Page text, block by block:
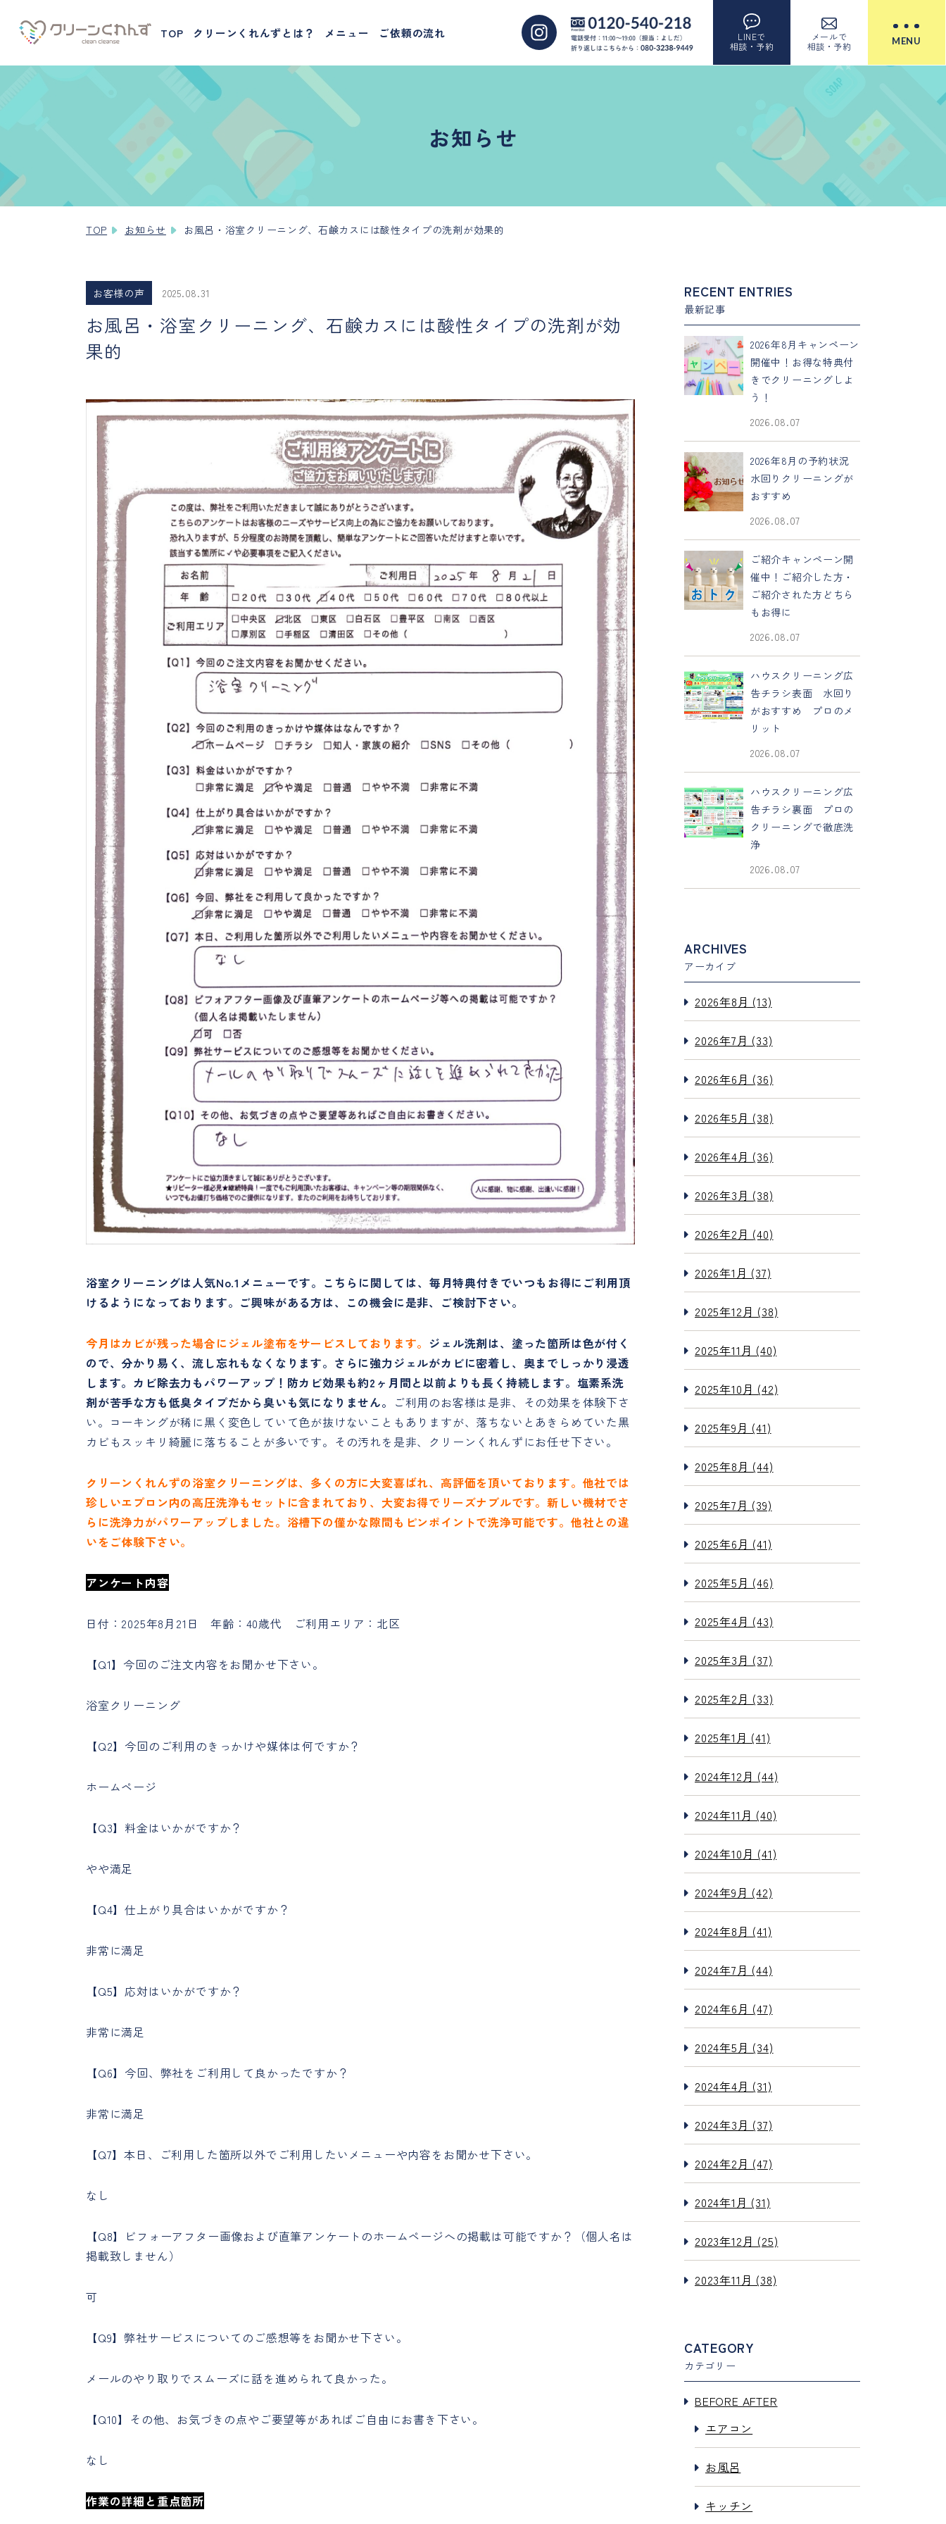
TOP クリーンくれんずとは？ メニュー ご依頼の流れ
LINEで
相談・予約
メールで
相談・予約
MENU
お知らせ
TOP お知らせ お風呂・浴室クリーニング、石鹸カスには酸性タイプの洗剤が効果的
お客様の声 2025.08.31
お風呂・浴室クリーニング、石鹸カスには酸性タイプの洗剤が効
果的
浴室クリーニングは人気No.1メニューです。こちらに関しては、毎月特典付きでいつもお得にご利用頂
けるようになっております。ご興味がある方は、この機会に是非、ご検討下さい。
今月はカビが残った場合にジェル塗布をサービスしております。 ジェル洗剤は、塗った箇所は色が付く
ので、分かり易く、流し忘れもなくなります。さらに強力ジェルがカビに密着し、奥までしっかり浸透
します。カビ除去力もパワーアップ！防カビ効果も約2ヶ月間と以前よりも長く持続します。塩素系洗
剤が苦手な方も低臭タイプだから臭いも気になりません。 ご利用のお客様は是非、その効果を体験下さ
い。コーキングが稀に黒く変色していて色が抜けないこともありますが、落ちないとあきらめていた黒
カビもスッキリ綺麗に落ちることが多いです。その汚れを是非、クリーンくれんずにお任せ下さい。
クリーンくれんずの浴室クリーニングは、多くの方に大変喜ばれ、高評価を頂いております。他社では
珍しいエプロン内の高圧洗浄もセットに含まれており、大変お得でリーズナブルです。新しい機材でさ
らに洗浄力がパワーアップしました。浴槽下の僅かな隙間もピンポイントで洗浄可能です。他社との違
いをご体験下さい。
アンケート内容
日付：2025年8月21日 年齢：40歳代 ご利用エリア：北区
【Q1】今回のご注文内容をお聞かせ下さい。
浴室クリーニング
【Q2】今回のご利用のきっかけや媒体は何ですか？
ホームページ
【Q3】料金はいかがですか？
やや満足
【Q4】仕上がり具合はいかがですか？
非常に満足
【Q5】応対はいかがですか？
非常に満足
【Q6】今回、弊社をご利用して良かったですか？
非常に満足
【Q7】本日、ご利用した箇所以外でご利用したいメニューや内容をお聞かせ下さい。
なし
【Q8】ビフォーアフター画像および直筆アンケートのホームページへの掲載は可能ですか？（個人名は
掲載致しません）
可
【Q9】弊社サービスについてのご感想等をお聞かせ下さい。
メールのやり取りでスムーズに話を進められて良かった。
【Q10】その他、お気づきの点やご要望等があればご自由にお書き下さい。
なし
作業の詳細と重点箇所
RECENT ENTRIES
最新記事
2026年8月キャンペーン
開催中！お得な特典付
きでクリーニングしよ
う！
2026.08.07
2026年8月の予約状況
水回りクリーニングが
おすすめ
2026.08.07
ご紹介キャンペーン開
催中！ご紹介した方・
ご紹介された方どちら
もお得に
2026.08.07
ハウスクリーニング広
告チラシ表面 水回り
がおすすめ プロのメ
リット
2026.08.07
ハウスクリーニング広
告チラシ裏面 プロの
クリーニングで徹底洗
浄
2026.08.07
ARCHIVES
アーカイブ
2026年8月 (13)
2026年7月 (33)
2026年6月 (36)
2026年5月 (38)
2026年4月 (36)
2026年3月 (38)
2026年2月 (40)
2026年1月 (37)
2025年12月 (38)
2025年11月 (40)
2025年10月 (42)
2025年9月 (41)
2025年8月 (44)
2025年7月 (39)
2025年6月 (41)
2025年5月 (46)
2025年4月 (43)
2025年3月 (37)
2025年2月 (33)
2025年1月 (41)
2024年12月 (44)
2024年11月 (40)
2024年10月 (41)
2024年9月 (42)
2024年8月 (41)
2024年7月 (44)
2024年6月 (47)
2024年5月 (34)
2024年4月 (31)
2024年3月 (37)
2024年2月 (47)
2024年1月 (31)
2023年12月 (25)
2023年11月 (38)
CATEGORY
カテゴリー
BEFORE AFTER
エアコン
お風呂
キッチン